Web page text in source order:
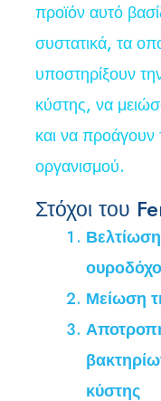
προϊόν αυτό
συστατικά, τα
υποστηρίξουν
κύστης, να
και να προάγουν
οργανισμού.
Στόχοι του
Βελτίωση
Μείωση
κύστης